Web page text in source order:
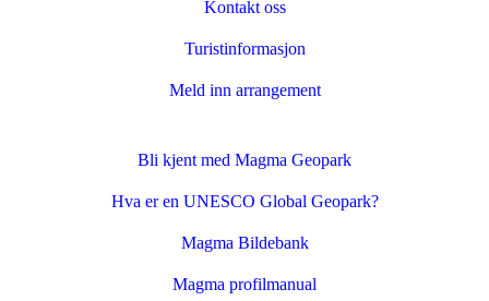
Kontakt oss
Turistinformasjon
Meld inn arrangement
Bli kjent med Magma Geopark
Hva er en UNESCO Global Geopark?
Magma Bildebank
Magma profilmanual